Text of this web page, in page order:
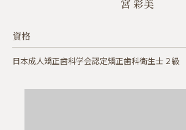
宮 彩美
資格
日本成人矯正歯科学会認定矯正歯科衛生士 ２級